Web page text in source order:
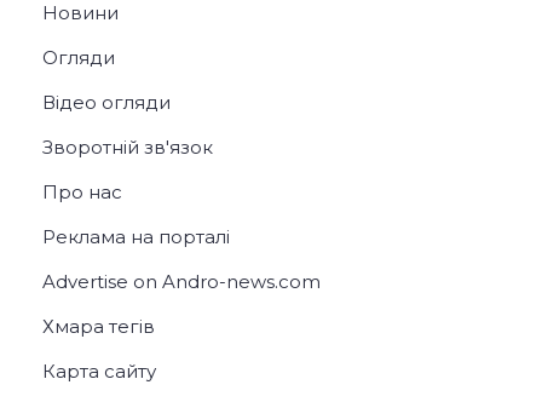
Новини
Огляди
Відео огляди
Зворотній зв'язок
Про нас
Реклама на порталі
Advertise on Andro-news.com
Хмара тегів
Карта сайту